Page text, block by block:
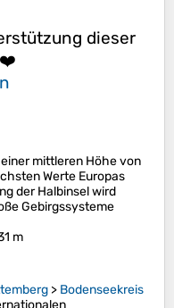
dieser
❤️
mittleren Höhe von
Werte Europas
der Halbinsel wird
Gebirgssysteme
m
> Bodenseekreis